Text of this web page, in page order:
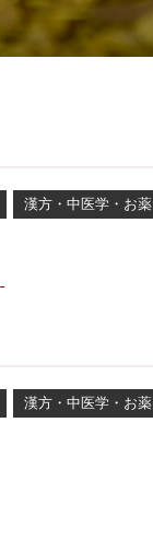
漢方・中医学・お薬
漢方・中医学・お薬